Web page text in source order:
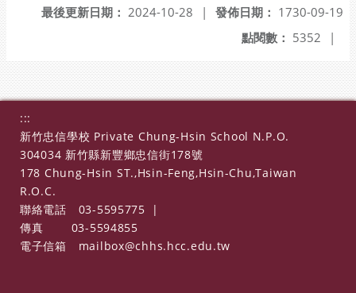
發佈日期： 1730-09-19
最後更新日期： 2024-10-28
|
點閱數： 5352 |
:::
新竹忠信學校 Private Chung-Hsin School N.P.O.
304034 新竹縣新豐鄉忠信街178號
178 Chung-Hsin ST.,Hsin-Feng,Hsin-Chu,Taiwan
R.O.C.
聯絡電話
03-5595775
|
傳真
03-5594855
電子信箱
mailbox@chhs.hcc.edu.tw